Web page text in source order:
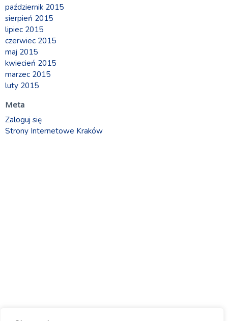
październik 2015
sierpień 2015
lipiec 2015
czerwiec 2015
maj 2015
kwiecień 2015
marzec 2015
luty 2015
Meta
Zaloguj się
Strony Internetowe Kraków